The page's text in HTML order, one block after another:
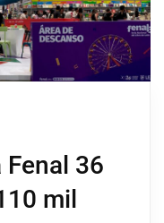
36
mil